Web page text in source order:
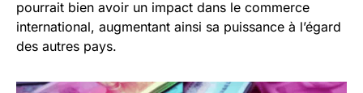
pourrait bien avoir un impact dans le commerce
international, augmentant ainsi sa puissance à l’égard
des autres pays.